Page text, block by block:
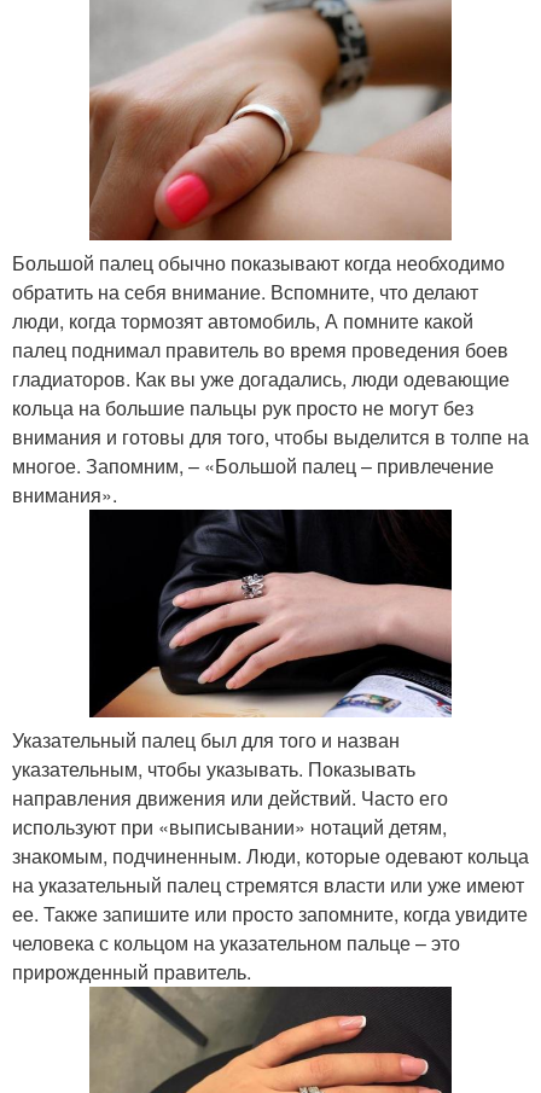
Большой палец обычно показывают когда необходимо
обратить на себя внимание. Вспомните, что делают
люди, когда тормозят автомобиль, А помните какой
палец поднимал правитель во время проведения боев
гладиаторов. Как вы уже догадались, люди одевающие
кольца на большие пальцы рук просто не могут без
внимания и готовы для того, чтобы выделится в толпе на
многое. Запомним, – «Большой палец – привлечение
внимания».
Указательный палец был для того и назван
указательным, чтобы указывать. Показывать
направления движения или действий. Часто его
используют при «выписывании» нотаций детям,
знакомым, подчиненным. Люди, которые одевают кольца
на указательный палец стремятся власти или уже имеют
ее. Также запишите или просто запомните, когда увидите
человека с кольцом на указательном пальце – это
прирожденный правитель.